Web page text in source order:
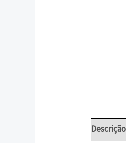
Descrição